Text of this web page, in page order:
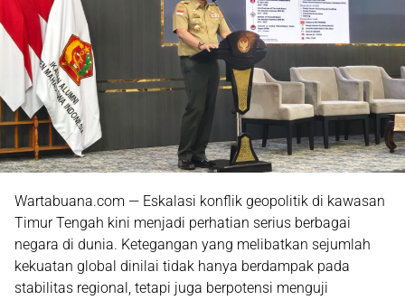
Wartabuana.com — Eskalasi konflik geopolitik di kawasan
Timur Tengah kini menjadi perhatian serius berbagai
negara di dunia. Ketegangan yang melibatkan sejumlah
kekuatan global dinilai tidak hanya berdampak pada
stabilitas regional, tetapi juga berpotensi menguji